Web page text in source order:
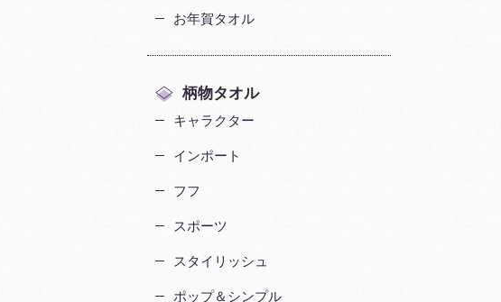
お年賀タオル
柄物タオル
キャラクター
インポート
フフ
スポーツ
スタイリッシュ
ポップ＆シンプル